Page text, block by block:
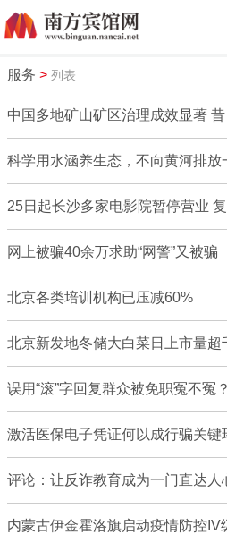
服务 > 列表
中国多地矿山矿区治理成效显著 昔
科学用水涵养生态，不向黄河排放
25日起长沙多家电影院暂停营业
网上被骗40余万求助“网警”又被骗
北京各类培训机构已压减60%
北京新发地冬储大白菜日上市量超
误用“滚”字回复群众被免职冤不冤？
激活医保电子凭证何以成行骗关键
评论：让反诈教育成为一门直达人
内蒙古伊金霍洛旗启动疫情防控IV